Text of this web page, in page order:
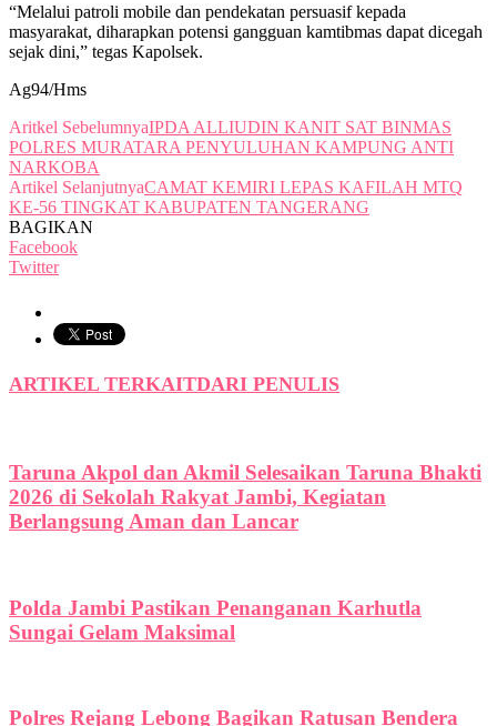
“Melalui patroli mobile dan pendekatan persuasif kepada
masyarakat, diharapkan potensi gangguan kamtibmas dapat dicegah
sejak dini,” tegas Kapolsek.
Ag94/Hms
Aritkel SebelumnyaIPDA ALLIUDIN KANIT SAT BINMAS
POLRES MURATARA PENYULUHAN KAMPUNG ANTI
NARKOBA
Artikel SelanjutnyaCAMAT KEMIRI LEPAS KAFILAH MTQ
KE-56 TINGKAT KABUPATEN TANGERANG
BAGIKAN
Facebook
Twitter
ARTIKEL TERKAITDARI PENULIS
Taruna Akpol dan Akmil Selesaikan Taruna Bhakti
2026 di Sekolah Rakyat Jambi, Kegiatan
Berlangsung Aman dan Lancar
Polda Jambi Pastikan Penanganan Karhutla
Sungai Gelam Maksimal
Polres Rejang Lebong Bagikan Ratusan Bendera